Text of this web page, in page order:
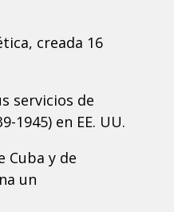
creada 16
servicios de
1945) en EE. UU.
Cuba y de
un